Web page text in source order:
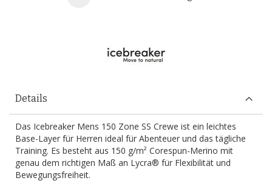
Details
Das Icebreaker Mens 150 Zone SS Crewe ist ein leichtes
Base-Layer für Herren ideal für Abenteuer und das tägliche
Training. Es besteht aus 150 g/m² Corespun-Merino mit
genau dem richtigen Maß an Lycra® für Flexibilität und
Bewegungsfreiheit.